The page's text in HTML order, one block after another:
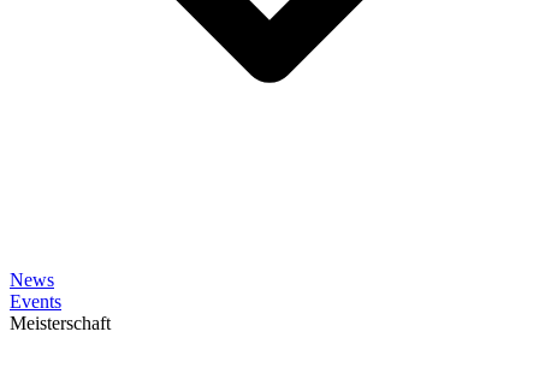
News
Events
Meisterschaft